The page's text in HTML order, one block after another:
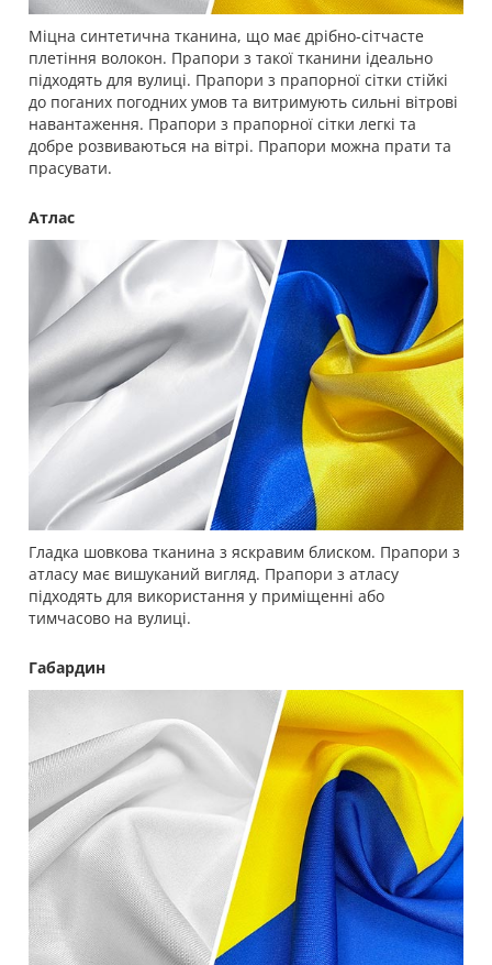
Міцна синтетична тканина, що має дрібно-сітчасте
плетіння волокон. Прапори з такої тканини ідеально
підходять для вулиці. Прапори з прапорної сітки стійкі
до поганих погодних умов та витримують сильні вітрові
навантаження. Прапори з прапорної сітки легкі та
добре розвиваються на вітрі. Прапори можна прати та
прасувати.
Атлас
Гладка шовкова тканина з яскравим блиском. Прапори з
атласу має вишуканий вигляд. Прапори з атласу
підходять для використання у приміщенні або
тимчасово на вулиці.
Габардин